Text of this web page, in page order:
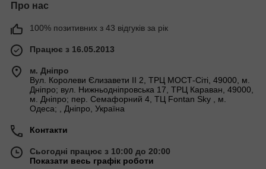
Про нас
100% позитивних з 43 відгуків за рік
Працює з 16.05.2013
м. Дніпро
Вул. Королеви Єлизавети ІІ 2, ТРЦ МОСТ-Сіті, 49000, м.
Дніпро; вул. Нижньодніпровська 17, ТРЦ Караван, 49000,
м. Дніпро; пер. Семафорний 4, ТЦ Fontan Sky , м.
Одеса; , Дніпро, Україна
Контакти
Сьогодні працює з 10:00 до 20:00
Показати весь графік роботи